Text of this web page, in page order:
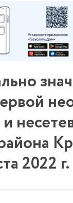
2022 г.